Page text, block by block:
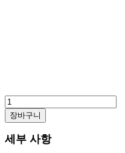
Alliance
Française
Montpellier
리
장바구니
세부 사항